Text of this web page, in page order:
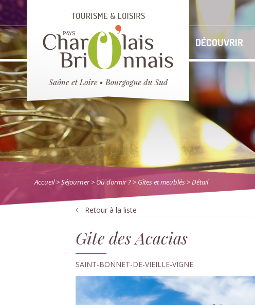
DÉCOUVRIR
Accueil> Séjourner> Où dormir ? > Gîtes et meublés > Détail
Retour à la liste
Gite des Acacias
SAINT-BONNET-DE-VIEILLE-VIGNE